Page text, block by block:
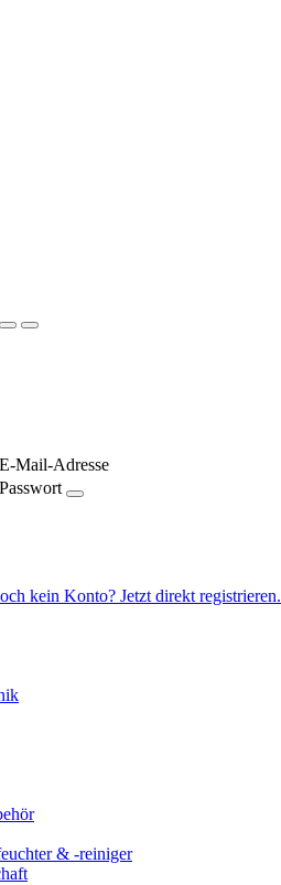
E-Mail-Adresse
Passwort
kein Konto? Jetzt direkt registrieren.
& -reiniger